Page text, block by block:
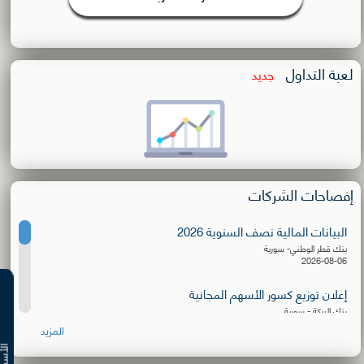
لعبة التداول جديد
إفصاحات الشركات
البيانات المالية نصف السنوية 2026
بنك قطر الوطني- سورية
2026-08-06
إعلان توزيع كسور الأسهم المجانية
بنك البركة - سورية
البيانات المالية نصف السنوية 2026
المزيد